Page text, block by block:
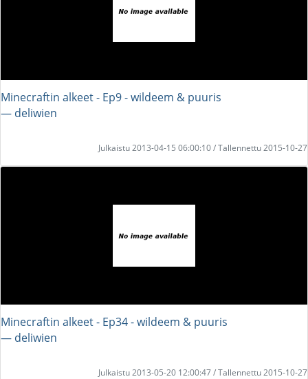
Minecraftin alkeet - Ep9 - wildeem & puuris
― deliwien
Julkaistu 2013-04-15 06:00:10 / Tallennettu 2015-10-27
Minecraftin alkeet - Ep34 - wildeem & puuris
― deliwien
Julkaistu 2013-05-20 12:00:47 / Tallennettu 2015-10-27